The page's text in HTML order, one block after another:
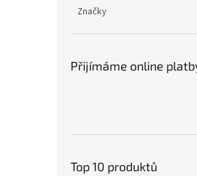
Značky
Přijímáme online
Top 10 produktů